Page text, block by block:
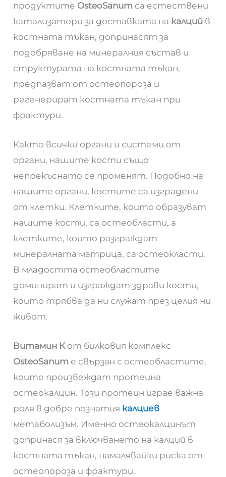
продуктите OsteoSanum са естествени
катализатори за доставката на калций в
костната тъкан, допринасят за
подобряване на минералния състав и
структурата на костната тъкан,
предпазват от остеопороза и
регенерират костната тъкан при
фрактури.
Както всички органи и системи от
органи, нашите кости също
непрекъснато се променят. Подобно на
нашите органи, костите са изградени
от клетки. Клетките, които образуват
нашите кости, са остеобласти, а
клетките, които разграждат
минералната матрица, са остеокласти.
В младостта остеобластите
доминират и изграждат здрави кости,
които трябва да ни служат през целия ни
живот.
Витамин Кот билковия комплекс
OsteoSanum е свързан с остеобластите,
които произвеждат протеина
остеокалцин. Този протеин играе важна
роля в добре познатия калциев
метаболизъм. Именно остеокалцинът
допринася за включването на калций в
костната тъкан, намалявайки риска от
остеопороза и фрактури.